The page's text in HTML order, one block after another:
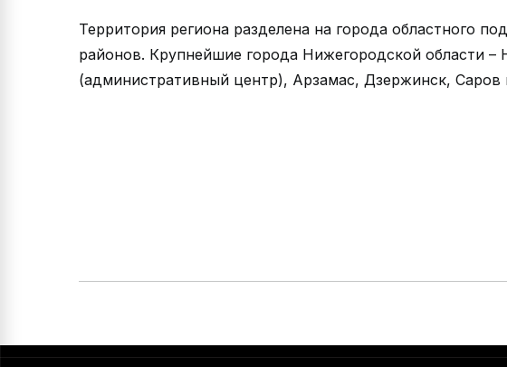
Территория региона разделена на города областного
районов. Крупнейшие города Нижегородской области
(административный центр), Арзамас, Дзержинск, Саров